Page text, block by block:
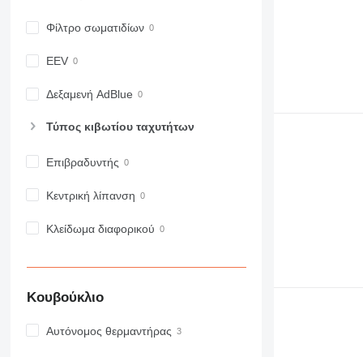
973
988
992
C-series
D series
F-series
IT
M-series
Φίλτρο σωματιδίων
EEV
Δεξαμενή AdBlue
Τύπος κιβωτίου ταχυτήτων
Επιβραδυντής
Κεντρική λίπανση
Κλείδωμα διαφορικού
Κουβούκλιο
Αυτόνομος θερμαντήρας